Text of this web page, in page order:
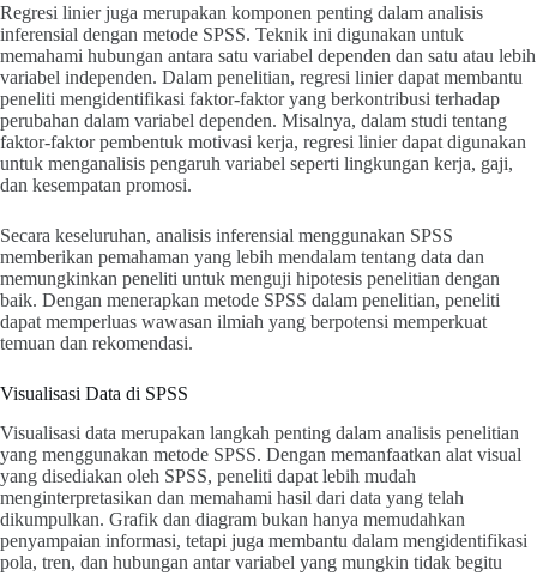
Regresi linier juga merupakan komponen penting dalam analisis
inferensial dengan metode SPSS. Teknik ini digunakan untuk
memahami hubungan antara satu variabel dependen dan satu atau lebih
variabel independen. Dalam penelitian, regresi linier dapat membantu
peneliti mengidentifikasi faktor-faktor yang berkontribusi terhadap
perubahan dalam variabel dependen. Misalnya, dalam studi tentang
faktor-faktor pembentuk motivasi kerja, regresi linier dapat digunakan
untuk menganalisis pengaruh variabel seperti lingkungan kerja, gaji,
dan kesempatan promosi.
Secara keseluruhan, analisis inferensial menggunakan SPSS
memberikan pemahaman yang lebih mendalam tentang data dan
memungkinkan peneliti untuk menguji hipotesis penelitian dengan
baik. Dengan menerapkan metode SPSS dalam penelitian, peneliti
dapat memperluas wawasan ilmiah yang berpotensi memperkuat
temuan dan rekomendasi.
Visualisasi Data di SPSS
Visualisasi data merupakan langkah penting dalam analisis penelitian
yang menggunakan metode SPSS. Dengan memanfaatkan alat visual
yang disediakan oleh SPSS, peneliti dapat lebih mudah
menginterpretasikan dan memahami hasil dari data yang telah
dikumpulkan. Grafik dan diagram bukan hanya memudahkan
penyampaian informasi, tetapi juga membantu dalam mengidentifikasi
pola, tren, dan hubungan antar variabel yang mungkin tidak begitu